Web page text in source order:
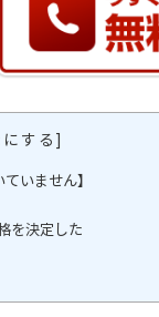
する ]
いません】
を決定した